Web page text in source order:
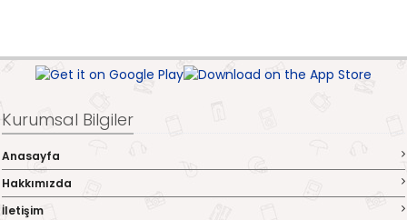
Kurumsal Bilgiler
Anasayfa
Hakkımızda
İletişim